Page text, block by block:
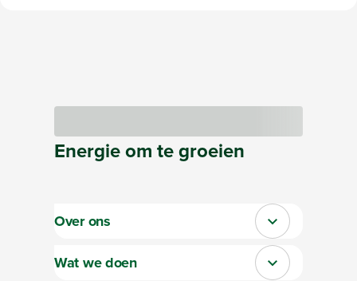
Energieom tegroeien
Over ons Sluit section-0
Wat we doen Sluit section-1